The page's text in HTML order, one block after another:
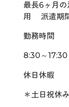
最長6ヶ月
用 派遣期
勤務時間
8:30～17:30
休日休暇
＊土日祝休